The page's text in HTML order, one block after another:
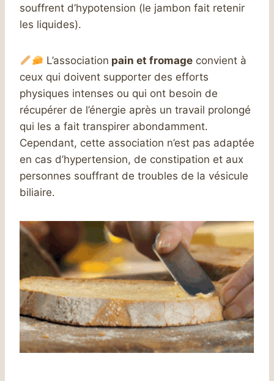
souffrent d’hypotension (le jambon fait retenir
les liquides).
L’association pain et fromageconvient à
ceux qui doivent supporter des efforts
physiques intenses ou qui ont besoin de
récupérer de l’énergie après un travail prolongé
qui les a fait transpirer abondamment.
Cependant, cette association n’est pas adaptée
en cas d’hypertension, de constipation et aux
personnes souffrant de troubles de la vésicule
biliaire.